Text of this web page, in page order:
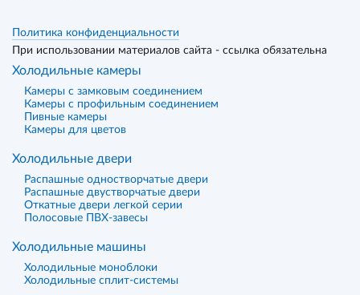
Политика конфиденциальности
При использовании материалов сайта - ссылка обязательна
Холодильные камеры
Камеры с замковым соединением
Камеры с профильным соединением
Пивные камеры
Камеры для цветов
Холодильные двери
Распашные одностворчатые двери
Распашные двустворчатые двери
Откатные двери легкой серии
Полосовые ПВХ-завесы
Холодильные машины
Холодильные моноблоки
Холодильные сплит-системы